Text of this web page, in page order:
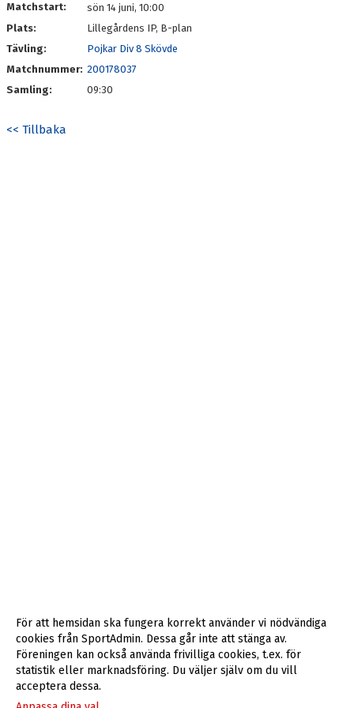
Matchstart:
sön 14 juni, 10:00
Plats:
Lillegårdens IP, B-plan
Tävling:
Pojkar Div 8 Skövde
Matchnummer: 200178037
Samling:
09:30
<< Tillbaka
För att hemsidan ska fungera korrekt använder vi nödvändiga
cookies från SportAdmin. Dessa går inte att stänga av.
Föreningen kan också använda frivilliga cookies, t.ex. för
statistik eller marknadsföring. Du väljer själv om du vill
acceptera dessa.